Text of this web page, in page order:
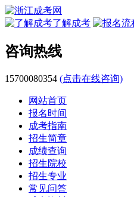
了解成考
咨询热线
15700080354 (点击在线咨询)
网站首页
报名时间
成考指南
招生简章
成绩查询
招生院校
招生专业
常见问答